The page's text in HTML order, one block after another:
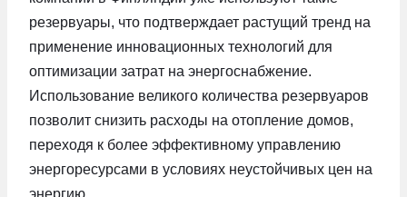
резервуары, что подтверждает растущий тренд на
применение инновационных технологий для
оптимизации затрат на энергоснабжение.
Использование великого количества резервуаров
позволит снизить расходы на отопление домов,
переходя к более эффективному управлению
энергоресурсами в условиях неустойчивых цен на